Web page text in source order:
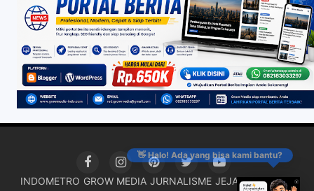
👋 Halo! Ada yang bisa kami bantu?
INDOMETRO GROW MEDIA JURNALISME JEJAK KRIMINAL